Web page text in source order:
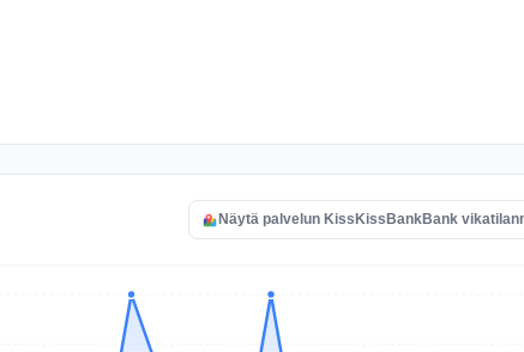
Näytä palvelun KissKissBankBank